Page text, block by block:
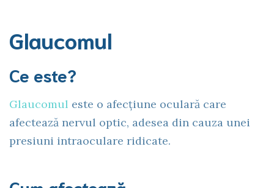
Glaucomul
Ce este?
Glaucomul este o afecțiune oculară care
afectează nervul optic, adesea din cauza unei
presiuni intraoculare ridicate.